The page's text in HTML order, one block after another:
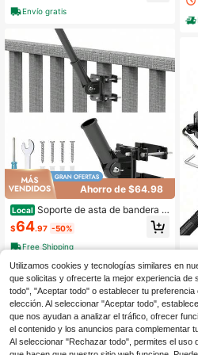
al para Publicidad Exterior, Escapar
Envío gratis
Ahorro de $64.98
Local Soporte de asta de bandera p
ara taladro apto para barandilla de
balcón - Soporte de asta de bander
a perfecto para porche & valla - Apt
da con parches de silicona antidesli
zantes - Para asta de bandera de 1
pulgada o talla grande delgada (Ne
gro)
$64.97 -50%
Free Shipping
e,
s
o
$
Utilizamos cookies y tecnologías similares en
que solicitas y ofrecerte la mejor experiencia de
todo", "Aceptar todo" o establecer tu
elección. Al seleccionar "Aceptar todo",
que nos ayudan a analizar el tráfico, ofrecer
el contenido y los anuncios para complementar
Al seleccionar "Rechazar todo", permites el uso